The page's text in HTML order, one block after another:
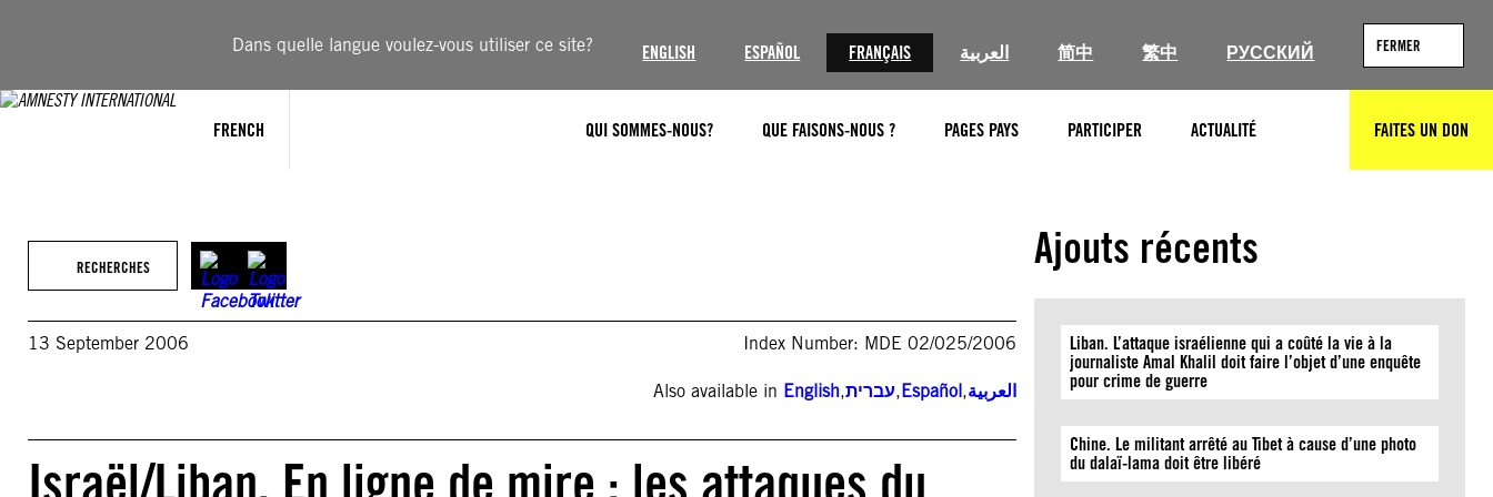
Dans quelle langue voulez-vous utiliser ce site? ENGLISH ESPAÑOL FRANÇAIS العربية 简中 繁中 РУССКИЙ FERMER
FRENCH QUI SOMMES-NOUS? QUE FAISONS-NOUS ? PAGES PAYS PARTICIPER ACTUALITÉ RECHERCHERFAITES UN DON
RECHERCHES
13 September 2006 Index Number: MDE 02/025/2006
Also available in English,עברית,Español,العربية
Israël/Liban. En ligne de mire : les attaques du
Ajouts récents
Liban. L’attaque israélienne qui a coûté la vie à la
journaliste Amal Khalil doit faire l’objet d’une enquête
pour crime de guerre
Chine. Le militant arrêté au Tibet à cause d’une photo
du dalaï-lama doit être libéré